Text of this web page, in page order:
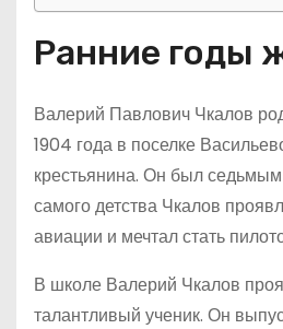
Ранние годы
Валерий Павлович Чкалов
1904 года в поселке
крестьянина. Он был
самого детства Чкалов
авиации и мечтал стать
В школе Валерий Чкалов
талантливый ученик. Он